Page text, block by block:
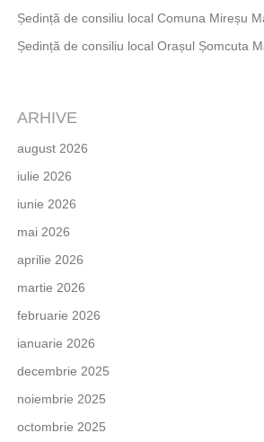
Ședință de consiliu local Comuna Mireșu
Ședință de consiliu local Orașul Șomcuta
ARHIVE
august 2026
iulie 2026
iunie 2026
mai 2026
aprilie 2026
martie 2026
februarie 2026
ianuarie 2026
decembrie 2025
noiembrie 2025
octombrie 2025